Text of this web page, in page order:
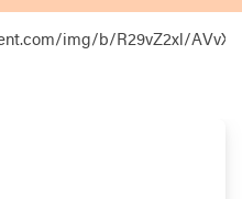
img/b/R29vZ2xl/